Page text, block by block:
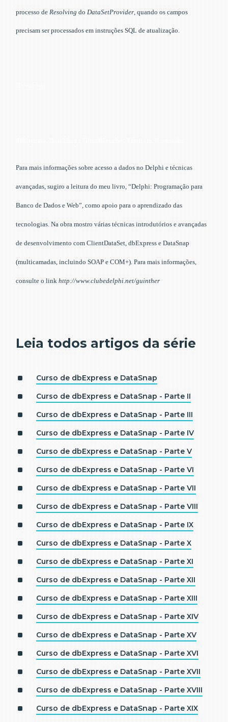
processo de Resolving do DataSetProvider , quando os campos
precisam ser processados em instruções SQL de atualização.
Para mais informações sobre acesso a dados no Delphi e técnicas
avançadas, sugiro a leitura do meu livro, “Delphi: Programação para
Banco de Dados e Web”, como apoio para o aprendizado das
tecnologias. Na obra mostro várias técnicas introdutórios e avançadas
de desenvolvimento com ClientDataSet, dbExpress e DataSnap
(multicamadas, incluindo SOAP e COM+). Para mais informações,
consulte o link http://www.clubedelphi.net/guinther
Leia todos artigos da série
Curso de dbExpress e DataSnap
Curso de dbExpress e DataSnap - Parte II
Curso de dbExpress e DataSnap - Parte III
Curso de dbExpress e DataSnap - Parte IV
Curso de dbExpress e DataSnap - Parte V
Curso de dbExpress e DataSnap - Parte VI
Curso de dbExpress e DataSnap - Parte VII
Curso de dbExpress e DataSnap - Parte VIII
Curso de dbExpress e DataSnap - Parte IX
Curso de dbExpress e DataSnap - Parte X
Curso de dbExpress e DataSnap - Parte XI
Curso de dbExpress e DataSnap - Parte XII
Curso de dbExpress e DataSnap - Parte XIII
Curso de dbExpress e DataSnap - Parte XIV
Curso de dbExpress e DataSnap - Parte XV
Curso de dbExpress e DataSnap - Parte XVI
Curso de dbExpress e DataSnap - Parte XVII
Curso de dbExpress e DataSnap - Parte XVIII
Curso de dbExpress e DataSnap - Parte XIX